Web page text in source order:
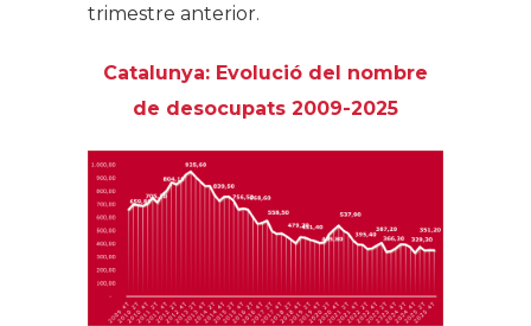
trimestre anterior.
Catalunya: Evolució del nombre
de desocupats 2009-2025